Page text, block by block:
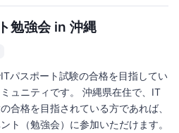
勉強会 in 沖縄
パスポート試験の合格を目指してい
ュニティです。 沖縄県在住で、IT
合格を目指されている方であれば、
ト（勉強会）に参加いただけます。